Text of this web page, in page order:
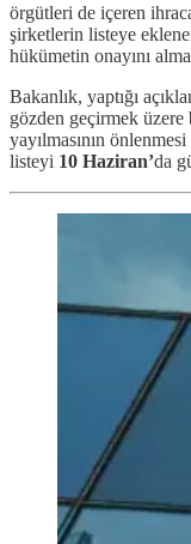
örgütleri de içeren
şirketlerin listeye
hükümetin onayını
Bakanlık, yaptığı
gözden geçirmek
yayılmasının
listeyi 10 Haziran’da